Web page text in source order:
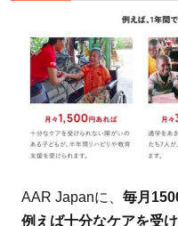
AAR Japanに、 毎月
例えば十分なケアを受